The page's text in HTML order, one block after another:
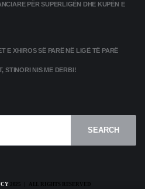
PËR SUPERLIGËN DHE KUPËN E
E XHIROS SË PARË NË LIGË TË PARË
STINORI NIS ME DERBI!
SEARCH
2025 | ALL RIGHTS RESERVED